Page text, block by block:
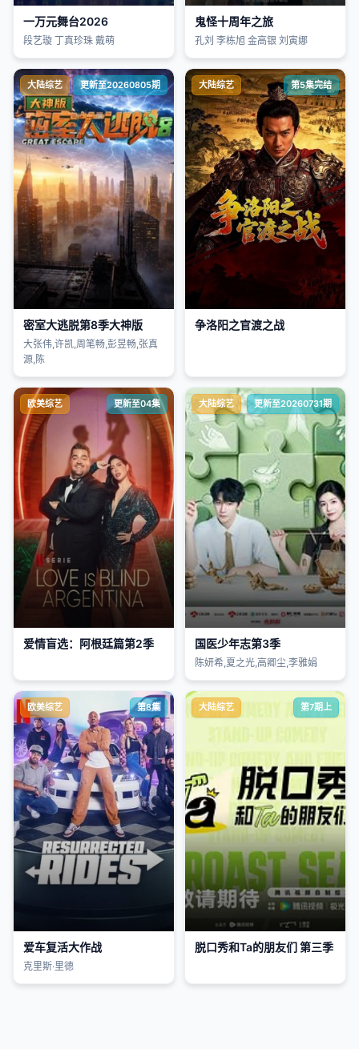
一万元舞台2026
段艺璇 丁真珍珠 戴萌
鬼怪十周年之旅
孔刘 李栋旭 金高银 刘寅娜
大陆综艺 更新至20260805期
密室大逃脱第8季大神版
大张伟,许凯,周笔畅,彭昱畅,张真
源,陈
大陆综艺 第5集完结
争洛阳之官渡之战
欧美综艺 更新至04集
爱情盲选：阿根廷篇第2季
大陆综艺 更新至20260731期
国医少年志第3季
陈妍希,夏之光,高卿尘,李雅娟
欧美综艺 第8集
爱车复活大作战
克里斯·里德
大陆综艺 第7期上
脱口秀和Ta的朋友们 第三季